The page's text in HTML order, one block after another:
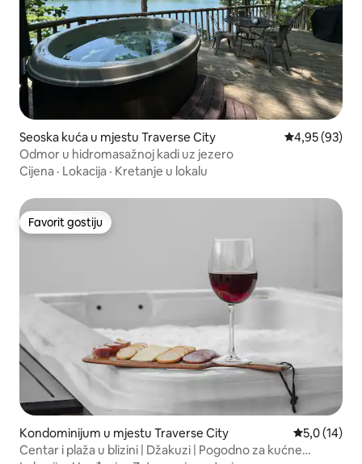
Seoska kuća u mjestu Traverse City prosječna
4,95 (93)
Odmor u hidromasažnoj kadi uz jezero
Cijena · Lokacija · Kretanje u lokalu
Favorit gostiju
Favorit gostiju
Kondominijum u mjestu Traverse City prosječna
5,0 (14)
Centar i plaža u blizini | Džakuzi | Pogodno za kućne